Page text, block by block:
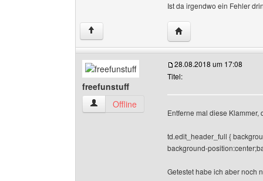
Ist da irgendwo ein Fehler
↑ Website dieses
freefunstuff
freefunstuff Benutzer-Profile anzeigen
Offline
28.08.2018 um 17:08
Titel:
Entferne mal diese Klammer,
td.edit_header_full {
background-
Getestet habe ich aber noch